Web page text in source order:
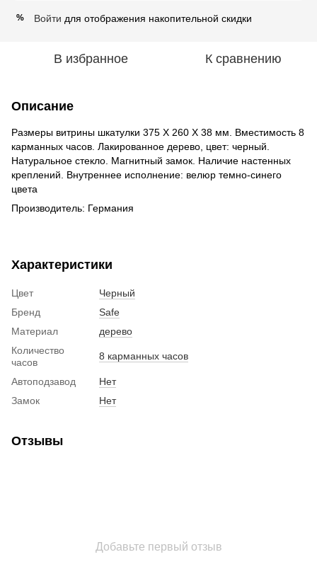
% Войти для отображения накопительной скидки
В избранное К сравнению
Описание
Размеры витрины шкатулки 375 Х 260 Х 38 мм. Вместимость 8
карманных часов. Лакированное дерево, цвет: черный.
Натуральное стекло. Магнитный замок. Наличие настенных
креплений. Внутреннее исполнение: велюр темно-синего
цвета
Производитель: Германия
Характеристики
Цвет
Черный
Бренд
Safe
Материал
дерево
Количество
часов
8 карманных часов
Автоподзавод
Нет
Замок
Нет
Отзывы
Добавьте первый отзыв